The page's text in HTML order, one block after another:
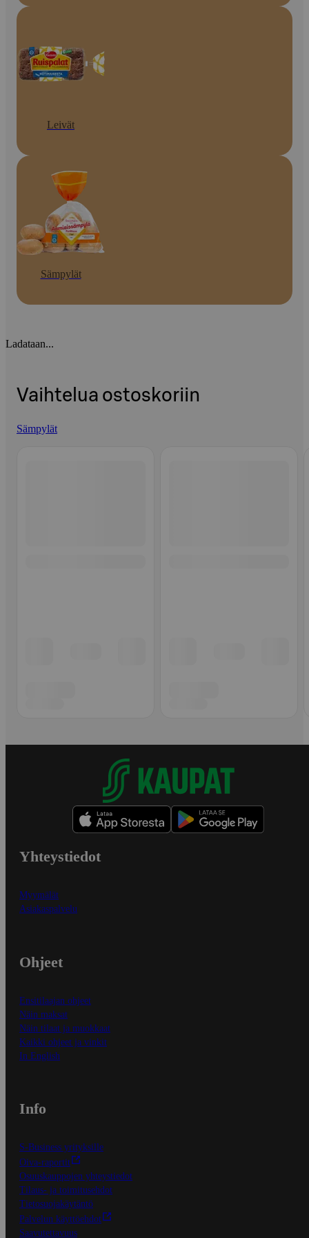
Leivät
Sämpylät
Ladataan...
Vaihtelua ostoskoriin
Sämpylät
Yhteystiedot
Myymälät
Asiakaspalvelu
Ohjeet
Ensitilaajan ohjeet
Näin maksat
Näin tilaat ja muokkaat
Kaikki ohjeet ja vinkit
In English
Info
S-Business yrityksille
Oiva-raportit
Osuuskauppojen yhteystiedot
Tilaus- ja toimitusehdot
Tietosuojakäytäntö
Palvelun käyttöehdot
Saavutettavuus